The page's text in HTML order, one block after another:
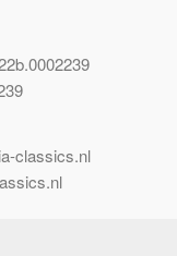
classics.nl